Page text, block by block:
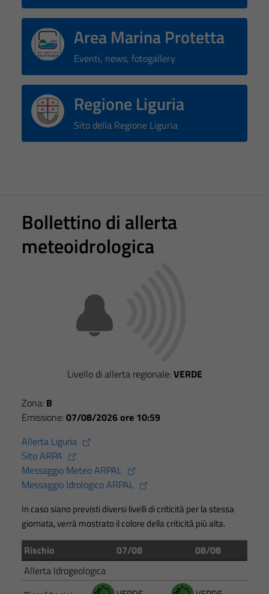
Area Marina Protetta
Eventi, news, fotogallery
Regione Liguria
Sito della Regione Liguria
Bollettino di allerta
meteoidrologica
Livello di allerta regionale: VERDE
Zona: B
Emissione: 07/08/2026 ore 10:59
Allerta Liguria
Sito ARPA
Messaggio Meteo ARPAL
Messaggio Idrologico ARPAL
In caso siano previsti diversi livelli di criticità per la stessa
giornata, verrà mostrato il colore della criticità più alta.
Rischio 07/08
08/08
Allerta Idrogeologica